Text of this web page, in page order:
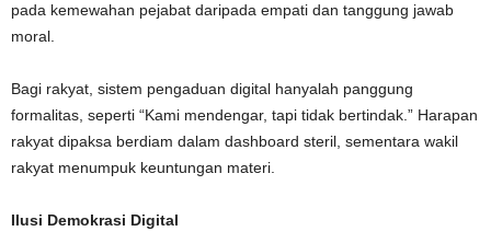
pada kemewahan pejabat daripada empati dan tanggung jawab
moral.
Bagi rakyat, sistem pengaduan digital hanyalah panggung
formalitas, seperti “Kami mendengar, tapi tidak bertindak.” Harapan
rakyat dipaksa berdiam dalam dashboard steril, sementara wakil
rakyat menumpuk keuntungan materi.
Ilusi Demokrasi Digital